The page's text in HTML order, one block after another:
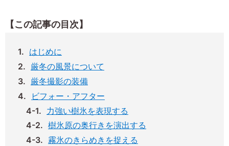
【この記事の目次】
はじめに
厳冬の風景について
厳冬撮影の装備
ビフォー・アフター
力強い樹氷を表現する
樹氷原の奥行きを演出する
霧氷のきらめきを捉える